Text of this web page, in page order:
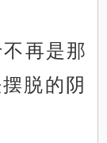
再是那
脱的阴